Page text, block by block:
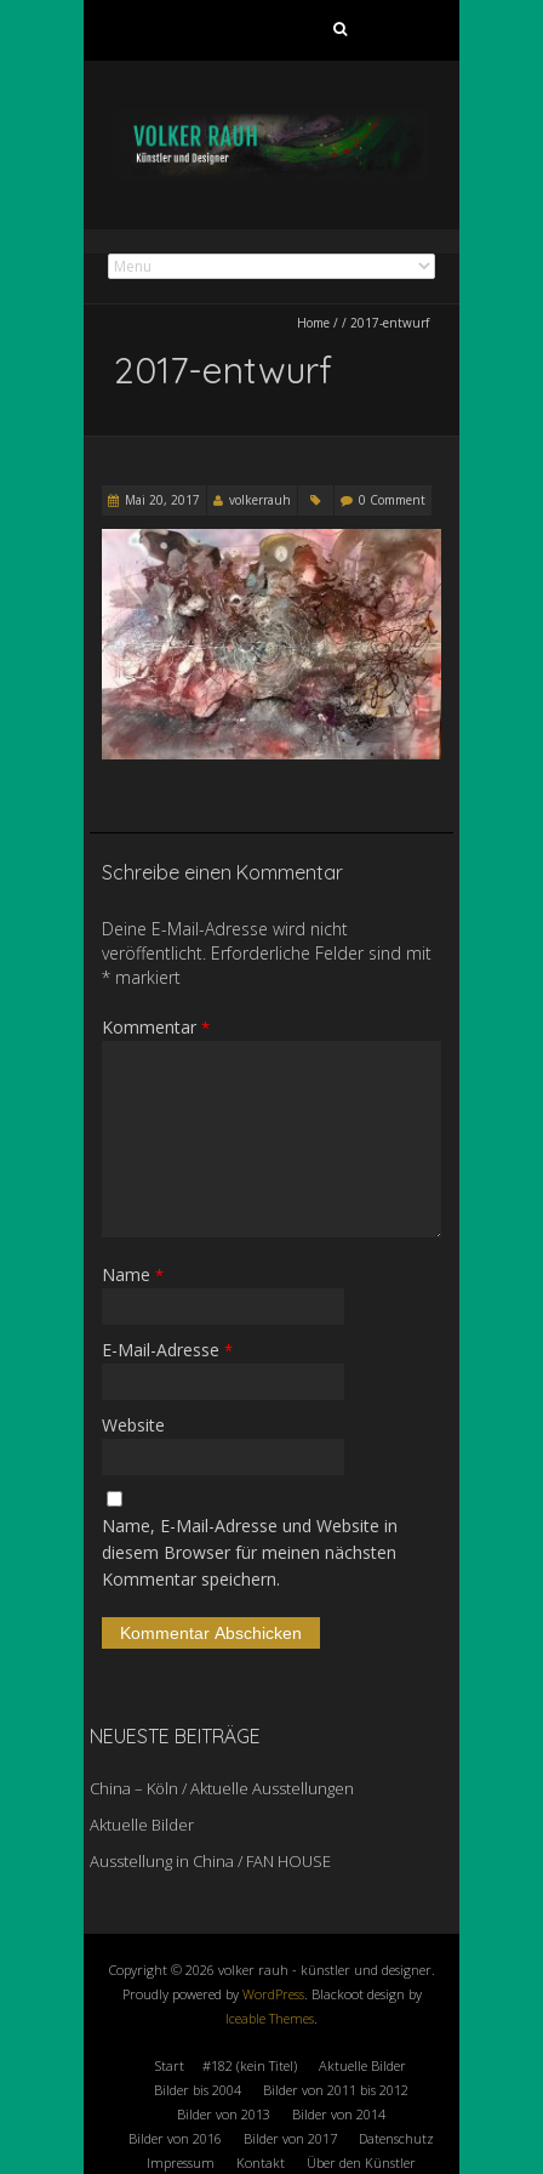
Home / / 2017-entwurf
2017-entwurf
Mai 20, 2017 volkerrauh 0 Comment
Schreibe einen Kommentar
Deine E-Mail-Adresse wird nicht
veröffentlicht. Erforderliche Felder sind mit
* markiert
Kommentar *
Name *
E-Mail-Adresse *
Website
Name, E-Mail-Adresse und Website in
diesem Browser für meinen nächsten
Kommentar speichern.
NEUESTE BEITRÄGE
China – Köln / Aktuelle Ausstellungen
Aktuelle Bilder
Ausstellung in China / FAN HOUSE
Copyright © 2026 volker rauh - künstler und designer.
Proudly powered by WordPress. Blackoot design by
Iceable Themes.
Start #182 (kein Titel)
Aktuelle Bilder
Bilder bis 2004
Bilder von 2011 bis 2012
Bilder von 2013
Bilder von 2014
Bilder von 2016
Bilder von 2017
Datenschutz
Impressum
Kontakt Über den Künstler